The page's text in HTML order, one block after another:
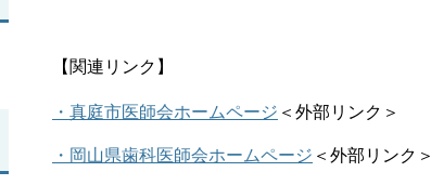
【関連リンク】
・真庭市医師会ホームページ ＜外部リンク＞
・岡山県歯科医師会ホームページ ＜外部リンク＞